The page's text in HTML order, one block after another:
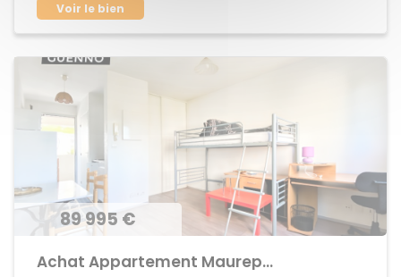
Voir le bien
89 995 €
Achat Appartement Maurepas